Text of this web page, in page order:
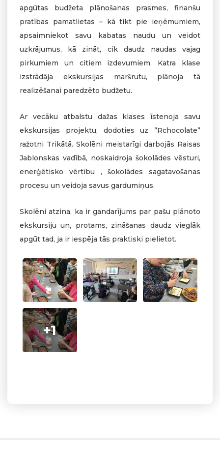
apgūtas budžeta plānošanas prasmes, finanšu
pratības pamatlietas – kā tikt pie ieņēmumiem,
apsaimniekot savu kabatas naudu un veidot
uzkrājumus, kā zināt, cik daudz naudas vajag
pirkumiem un citiem izdevumiem. Katra klase
izstrādāja ekskursijas maršrutu, plānoja tā
realizēšanai paredzēto budžetu.
Ar vecāku atbalstu dažas klases īstenoja savu
ekskursijas projektu, dodoties uz ”Rchocolate”
ražotni Trikātā. Skolēni meistarīgi darbojās Raisas
Jablonskas vadībā, noskaidroja šokolādes vēsturi,
enerģētisko vērtību , šokolādes sagatavošanas
procesu un veidoja savus gardumiņus.
Skolēni atzina, ka ir gandarījums par pašu plānoto
ekskursiju un, protams, zināšanas daudz vieglāk
apgūt tad, ja ir iespēja tās praktiski pielietot.
+1